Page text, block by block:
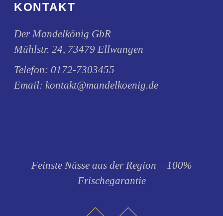
KONTAKT
Der Mandelkönig GbR
Mühlstr. 24, 73479 Ellwangen
Telefon:0172-7303455
Email:kontakt@mandelkoenig.de
Feinste Nüsse aus der Region – 100%
Frischegarantie